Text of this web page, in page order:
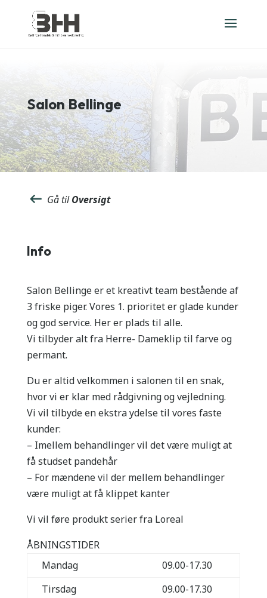
Salon Bellinge
Gå tilOversigt
Info
Salon Bellinge er et kreativt team bestående af
3 friske piger. Vores 1. prioritet er glade kunder
og god service. Her er plads til alle.
Vi tilbyder alt fra Herre- Dameklip til farve og
permant.
Du er altid velkommen i salonen til en snak,
hvor vi er klar med rådgivning og vejledning.
Vi vil tilbyde en ekstra ydelse til vores faste
kunder:
– Imellem behandlinger vil det være muligt at
få studset pandehår
– For mændene vil der mellem behandlinger
være muligt at få klippet kanter
Vi vil føre produkt serier fra Loreal
ÅBNINGSTIDER
Mandag
09.00-17.30
Tirsdag
09.00-17.30